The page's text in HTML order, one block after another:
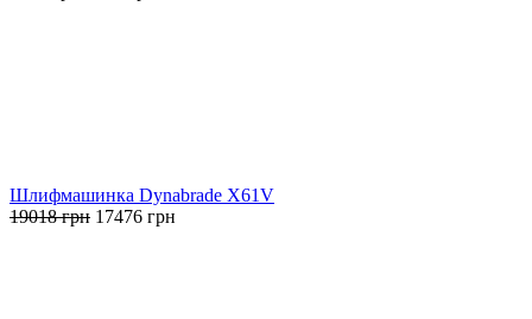
Шлифмашинка Dynabrade X61V
19018грн Первоначальная
17476 грн